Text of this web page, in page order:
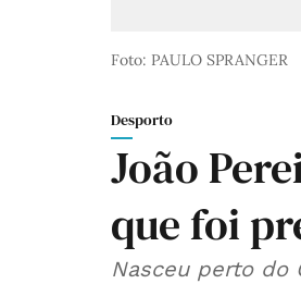
Foto: PAULO SPRANGER
Desporto
João
que foi
Nasceu perto do